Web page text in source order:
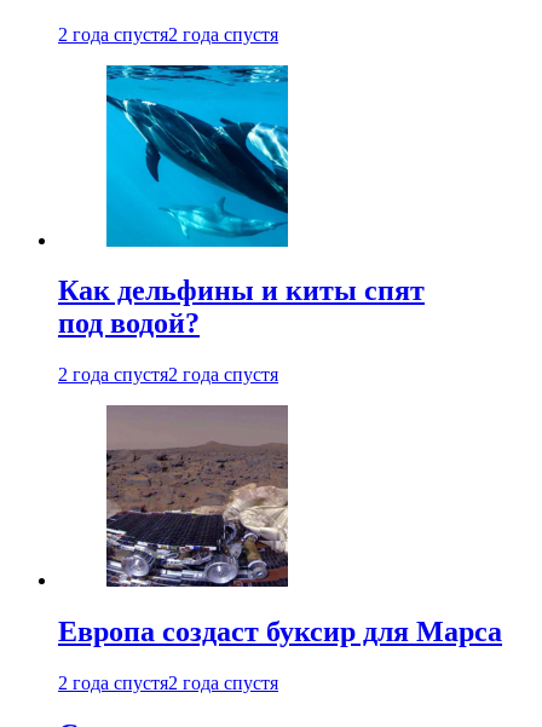
2 года спустя2 года спустя
Как дельфины и киты спят
под водой?
2 года спустя2 года спустя
Европа создаст буксир для Марса
2 года спустя2 года спустя